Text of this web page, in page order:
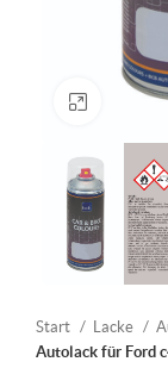
Klick
Start Lacke
Autolack für Ford